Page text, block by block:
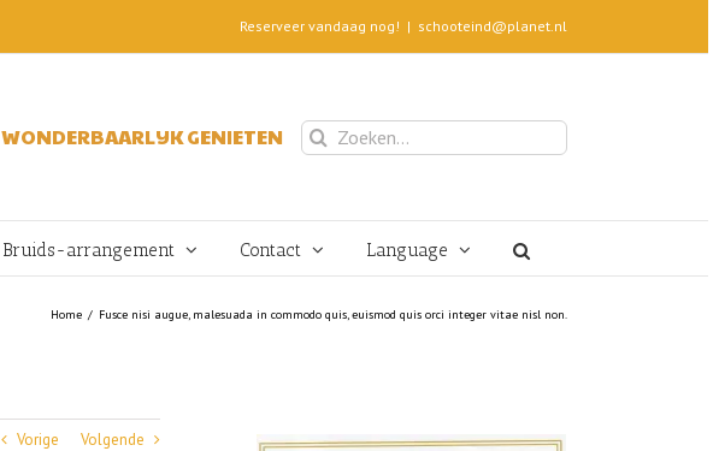
Reserveer vandaag nog! | schooteind@planet.nl
WONDERBAARLIJK GENIETEN
Zoeken
naar:
Bruids-arrangement Contact Language
Home / Fusce nisi augue, malesuada in commodo quis, euismod quis orci integer vitae nisl non.
Vorige Volgende